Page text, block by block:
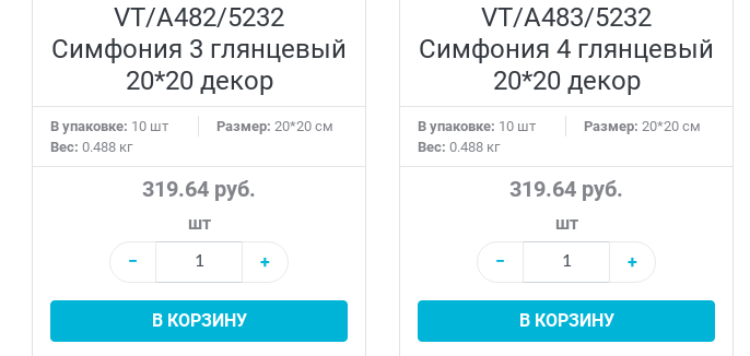
VT/A482/5232
Симфония 3 глянцевый
20*20 декор
В упаковке: 10 шт Размер: 20*20 см
Вес: 0.488 кг
319.64 руб.
шт
−
+
В КОРЗИНУ
VT/A483/5232
Симфония 4 глянцевый
20*20 декор
В упаковке: 10 шт Размер: 20*20 см
Вес: 0.488 кг
319.64 руб.
шт
−
+
В КОРЗИНУ